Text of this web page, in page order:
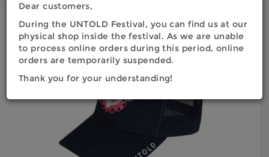
Dear customers,
During the UNTOLD Festival, you can find us at our
physical shop inside the festival. As we are unable
to process online orders during this period, online
orders are temporarily suspended.
Thank you for your understanding!